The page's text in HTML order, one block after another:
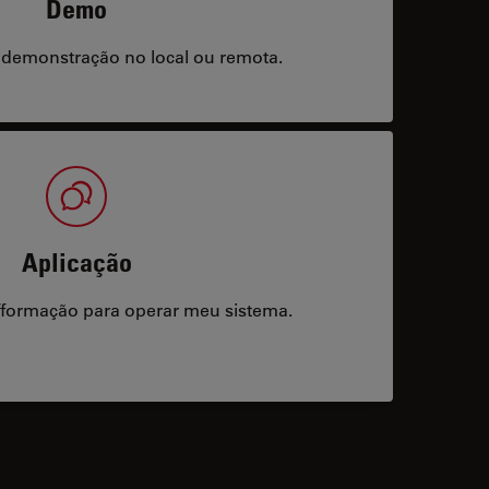
Demo
no local ou remota.
Aplicação
para operar meu sistema.